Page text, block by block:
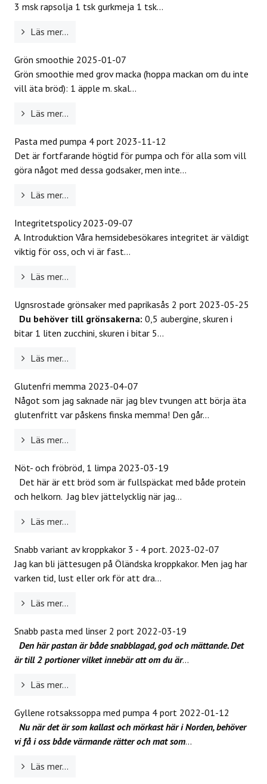
3 msk rapsolja 1 tsk gurkmeja 1 tsk...
Läs mer...
Grön smoothie 2025-01-07
Grön smoothie med grov macka (hoppa mackan om du inte
vill äta bröd): 1 äpple m. skal...
Läs mer...
Pasta med pumpa 4 port 2023-11-12
Det är fortfarande högtid för pumpa och för alla som vill
göra något med dessa godsaker, men inte...
Läs mer...
Integritetspolicy2023-09-07
A. Introduktion Våra hemsidebesökares integritet är väldigt
viktig för oss, och vi är fast...
Läs mer...
Ugnsrostade grönsaker med paprikasås 2 port 2023-05-25
Du behöver till grönsakerna: 0,5 aubergine, skuren i
bitar 1 liten zucchini, skuren i bitar 5...
Läs mer...
Glutenfri memma 2023-04-07
Något som jag saknade när jag blev tvungen att börja äta
glutenfritt var påskens finska memma! Den går...
Läs mer...
Nöt- och fröbröd, 1 limpa 2023-03-19
Det här är ett bröd som är fullspäckat med både protein
och helkorn. Jag blev jättelycklig när jag...
Läs mer...
Snabb variant av kroppkakor 3 - 4 port. 2023-02-07
Jag kan bli jättesugen på Öländska kroppkakor. Men jag har
varken tid, lust eller ork för att dra...
Läs mer...
Snabb pasta med linser 2 port 2022-03-19
Den här pastan är både snabblagad, god och mättande. Det
är till 2 portioner vilket innebär att om du är...
Läs mer...
Gyllene rotsakssoppa med pumpa 4 port 2022-01-12
Nu när det är som kallast och mörkast här i Norden, behöver
vi få i oss både värmande rätter och mat som...
Läs mer...